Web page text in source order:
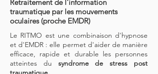
Retraitement de l'information
traumatique par les mouvements
oculaires (proche EMDR)​​
Le RITMO est une combinaison d'hypnose
et d'EMDR : elle permet d'aider de manière
efficace, rapide et durable les personnes
atteintes du syndrome de stress post